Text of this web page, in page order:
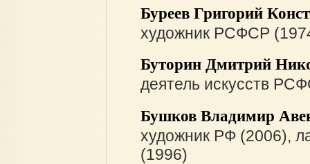
Буреев Григорий
художник РСФСР
Буторин Дмитрий
деятель искусств
Бушков Владимир
художник РФ (2006),
(1996)